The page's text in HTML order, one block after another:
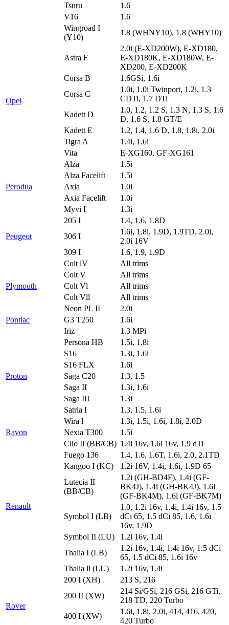
Tsuru
1.6
V16
1.6
Wingroad I
(Y10)
1.8 (WHNY10), 1.8 (WHY10)
Opel
Astra F
2.0i (E-XD200W), E-XD180,
E-XD180K, E-XD180W, E-
XD200, E-XD200K
Corsa B
1.6GSi, 1.6i
Corsa C
1.0i, 1.0i Twinport, 1.2i, 1.3
CDTi, 1.7 DTi
Kadett D
1.0, 1.2, 1.2 S, 1.3 N, 1.3 S, 1.6
D, 1.6 S, 1.8 GT/E
Kadett E
1.2, 1.4, 1.6 D, 1.8, 1.8i, 2.0i
Tigra A
1.4i, 1.6i
Vita
E-XG160, GF-XG161
Perodua
Alza
1.5i
Alza Facelift
1.5i
Axia
1.0i
Axia Facelift
1.0i
Myvi I
1.3i
Peugeot
205 I
1.4, 1.6, 1.8D
306 I
1.6i, 1.8i, 1.9D, 1.9TD, 2.0i,
2.0i 16V
309 I
1.6, 1.9, 1.9D
Plymouth
Colt lV
All trims
Colt V
All trims
Colt Vl
All trims
Colt Vll
All trims
Neon PL II
2.0i
Pontiac
G3 T250 1.6i
Proton
Iriz
1.3 MPi
Persona HB
1.5i, 1.8i
S16
1.3i, 1.6i
S16 FLX
1.6i
Saga C20
1.3, 1.5
Saga II
1.3i, 1.6i
Saga III
1.3i
Satria I
1.3, 1.5, 1.6i
Wira l
1.3i, 1.5i, 1.6i, 1.8i, 2.0D
Ravon
Nexia T300 1.5i
Renault
Clio II (BB/CB) 1.4i 16v, 1.6i 16v, 1.9 dTi
Fuego 136
1.4, 1.6, 1.6T, 1.6i, 2.0, 2.1TD
Kangoo I (KC)
1.2i 16V, 1.4i, 1.6i, 1.9D 65
Lutecia II
(BB/CB)
1.2i (GH-BD4F), 1.4i (GF-
BK4J), 1.4i (GH-BK4J), 1.6i
(GF-BK4M), 1.6i (GF-BK7M)
Symbol I (LB)
1.0, 1.2i 16v, 1.4i, 1.4i 16v, 1.5
dCi 65, 1.5 dCi 85, 1.6, 1.6i
16v, 1.9D
Symbol II (LU)
1.2i 16v, 1.4i
Thalia I (LB)
1.2i 16v, 1.4i, 1.4i 16v, 1.5 dCi
65, 1.5 dCi 85, 1.6i 16v
Thalia ll (LU)
1.2i 16v, 1.4i
Rover
200 I (XH)
213 S, 216
200 II (XW)
214 Si/GSi, 216 GSi, 216 GTi,
218 TD, 220 Turbo
400 I (XW)
1.6i, 1.8i, 2.0i, 414, 416, 420,
420 Turbo